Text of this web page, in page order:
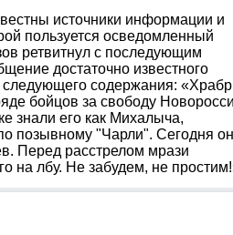
источники информации и
пользуется осведомленный
ретвитнул с последующим
достаточно известного
следующего содержания:
бойцов за свободу
знали его как Михалыча,
позывному "Чарли". Сегодня он
Перед расстрелом мрази
на лбу. Не забудем, не